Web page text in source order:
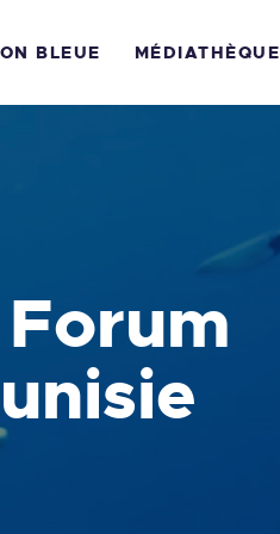
BLEUE MÉDIATHÈQUE
LA MER